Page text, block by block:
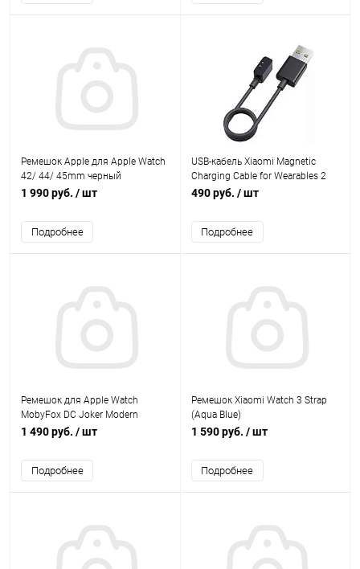
Ремешок Apple для Apple Watch
42/ 44/ 45mm черный
1 990 руб. / шт
Подробнее
USB-кабель Xiaomi Magnetic
Charging Cable for Wearables 2
для Band 2
490 руб. / шт
Подробнее
Ремешок для Apple Watch
MobyFox DC Joker Modern
Comic, черный
1 490 руб. / шт
Подробнее
Ремешок Xiaomi Watch 3 Strap
(Aqua Blue)
1 590 руб. / шт
Подробнее